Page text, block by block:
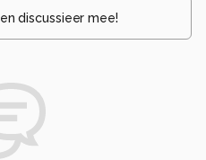
en discussieer mee!